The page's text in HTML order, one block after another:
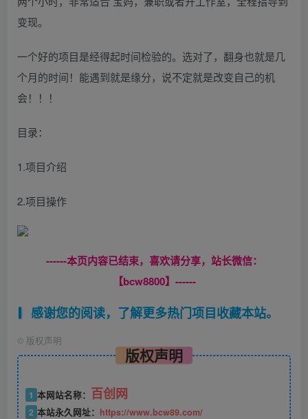
变现。
一个好的项目是经得起时间检验的。选对了，翻身也就是几
个月的时间！能遇到就是缘分，说不定就是改变自己的机
会！！！
目录：
1.项目介绍
2.项目操作
------本页内容已结束，喜欢请分享，站长微信：
【bcw8800】------
感谢您的阅读，了解更多热门项目收藏本站。
© 版权声明
版权声明
1 本网站名称： 百创网
2 本站永久网址： https://www.bcw89.com/